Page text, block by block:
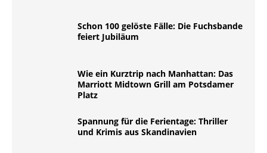
Schon 100 gelöste Fälle: Die Fuchsbande
feiert Jubiläum
Wie ein Kurztrip nach Manhattan: Das
Marriott Midtown Grill am Potsdamer
Platz
Spannung für die Ferientage: Thriller
und Krimis aus Skandinavien